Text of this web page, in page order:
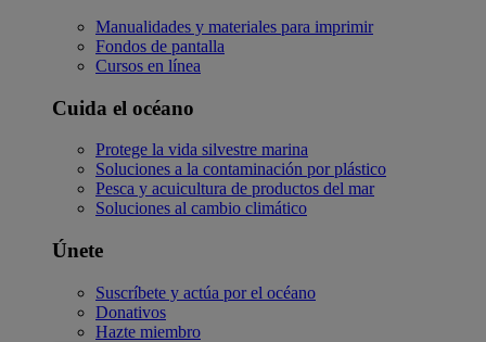
Manualidades y materiales para imprimir
Fondos de pantalla
Cursos en línea
Cuida el océano
Protege la vida silvestre marina
Soluciones a la contaminación por plástico
Pesca y acuicultura de productos del mar
Soluciones al cambio climático
Únete
Suscríbete y actúa por el océano
Donativos
Hazte miembro